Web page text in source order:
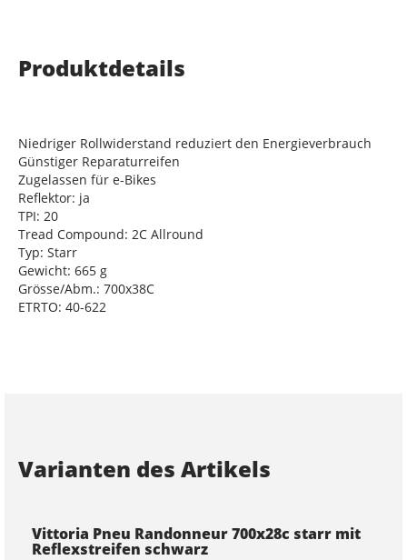
Produktdetails
Niedriger Rollwiderstand reduziert den Energieverbrauch
Günstiger Reparaturreifen
Zugelassen für e-Bikes
Reflektor: ja
TPI: 20
Tread Compound: 2C Allround
Typ: Starr
Gewicht: 665 g
Grösse/Abm.: 700x38C
ETRTO: 40-622
Varianten des Artikels
Vittoria Pneu Randonneur 700x28c starr mit
Reflexstreifen schwarz